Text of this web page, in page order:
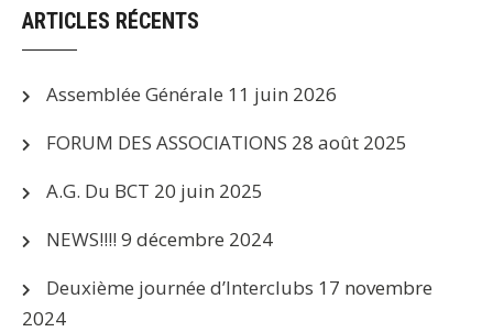
ARTICLES RÉCENTS
Assemblée Générale 11 juin 2026
FORUM DES ASSOCIATIONS 28 août 2025
A.G. Du BCT 20 juin 2025
NEWS!!!! 9 décembre 2024
Deuxième journée d’Interclubs 17 novembre
2024